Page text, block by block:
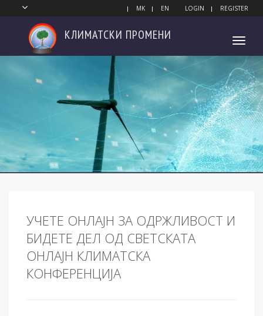
MK EN LOGIN REGISTER
Toggle
КЛИМАТСКИ ПРОМЕНИ
УЧЕТЕ ОНЛАЈН ЗА ОДРЖЛИВОСТ И
БИДЕТЕ ДЕЛ ОД СВЕТСКАТА
ОНЛАЈН КЛИМАТСКА
КОНФЕРЕНЦИЈА